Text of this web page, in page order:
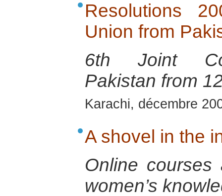
Resolutions
Union from
6th Joint
Pakistan from
Karachi, décembre
A shovel in the
Online
women’s